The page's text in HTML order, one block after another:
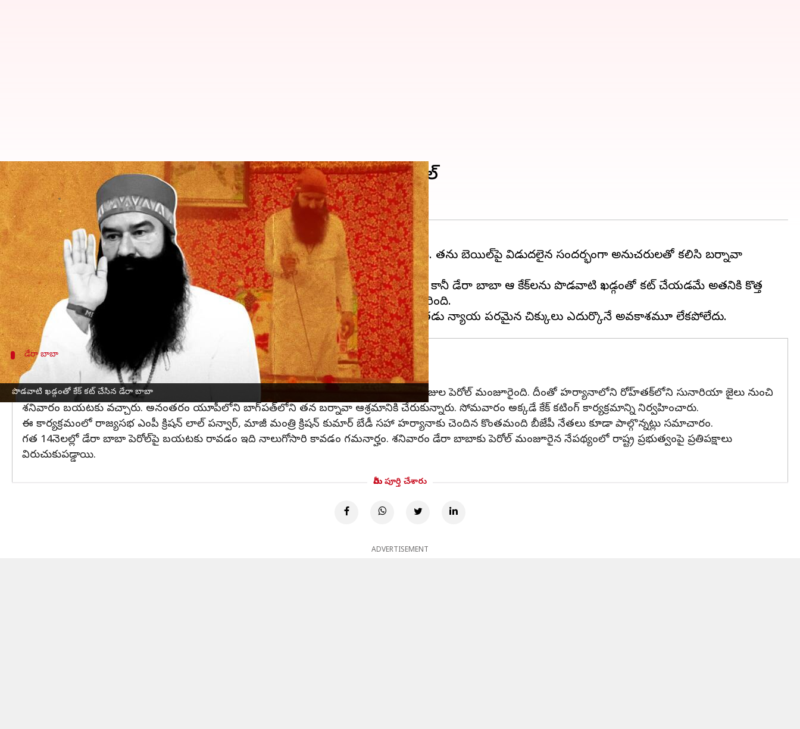
పొడవాటి ఖడ్గంతో కేక్ కట్ చేసిన డేరా బాబా
డేరా బాబా స్టైలే వేరు! పొడవాటి ఖడ్గంతో కేక్ కటింగ్, వీడియో వైరల్
వ్రాసిన వారు Stalin Jan 24, 2023 05:30 pm
ఈ వార్తాకథనం ఏంటి
పెరోల్‌‌పై జైలు నుంచి బయటకు వచ్చిన డేరా బాబా మరో వివాదంలో చిక్కుకునే అవకాశం ఉంది. తను బెయిల్‌పై విడుదలైన సందర్భంగా అనుచరులతో కలిసి బర్నావా
ఆశ్రమంలో కేక్ కటింగ్ కార్యక్రమం ఏర్పాటు చేశారు డేరా బాబా.
ఒకటి కాదు, ఏకంగా ఐదు భారీ కేకులను కట్ చేశారు. ఇంతవరకు ఎలాంటి అభ్యంతరం లేదు. కానీ డేరా బాబా ఆ కేక్‌లను పొడవాటి ఖడ్గంతో కట్ చేయడమే అతనికి కొత్త
చిక్కులు తెచ్చే పెట్టే అవకాశం ఉందనే ప్రచారం జరుగుతోంది. ఇప్పుడు ఆ వీడియో వైరల్‌గా మారింది.
డేరా బాబా
గత 14నెలల్లో డేరా బాబా పెరోల్‌పై బయటకు రావడం ఇది నాలుగోసారి
తన ఇద్దరు శిష్యులపై అత్యాచారం చేసిన కేసులో 20ఏళ్ల జైలు శిక్ష అనుభవిస్తున్న డేరా బాబాకు 40 రోజుల పెరోల్ మంజూరైంది. దీంతో హర్యానాలోని రోహ్‌తక్‌లోని సునారియా జైలు నుంచి
శనివారం బయటకు వచ్చారు. అనంతరం యూపీలోని బాగ్‌పత్‌లోని తన బర్నావా ఆశ్రమానికి చేరుకున్నారు. సోమవారం అక్కడే కేక్ కటింగ్ కార్యక్రమాన్ని నిర్వహించారు.
ఈ కార్యక్రమంలో రాజ్యసభ ఎంపీ క్రిషన్ లాల్ పన్వార్, మాజీ మంత్రి క్రిషన్ కుమార్ బేడీ సహా హర్యానాకు చెందిన కొంతమంది బీజేపీ నేతలు కూడా పాల్గొన్నట్లు సమాచారం.
గత 14నెలల్లో డేరా బాబా పెరోల్‌పై బయటకు రావడం ఇది నాలుగోసారి కావడం గమనార్హం. శనివారం డేరా బాబాకు పెరోల్ మంజూరైన నేపథ్యంలో రాష్ట్ర ప్రభుత్వంపై ప్రతిపక్షాలు
విరుచుకుపడ్డాయి.
మీరు పూర్తి చేశారు
ADVERTISEMENT